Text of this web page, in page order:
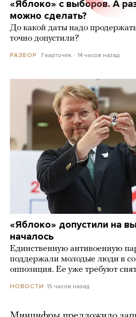
«Яблоко» с выборов. А
можно сделать?
До какой даты надо
точно допустили?
РАЗБОР 7 карточек 14 часов назад
«Яблоко» допустили на
началось
Единственную антивоенную
поддержали молодые люди в
оппозиция. Ее уже требуют
НОВОСТИ 15 часов назад